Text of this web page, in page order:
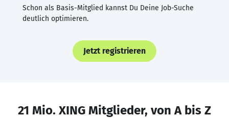
Schon als Basis-Mitglied kannst Du Deine Job-Suche
deutlich optimieren.
Jetzt registrieren
21 Mio. XING Mitglieder, von A bis Z